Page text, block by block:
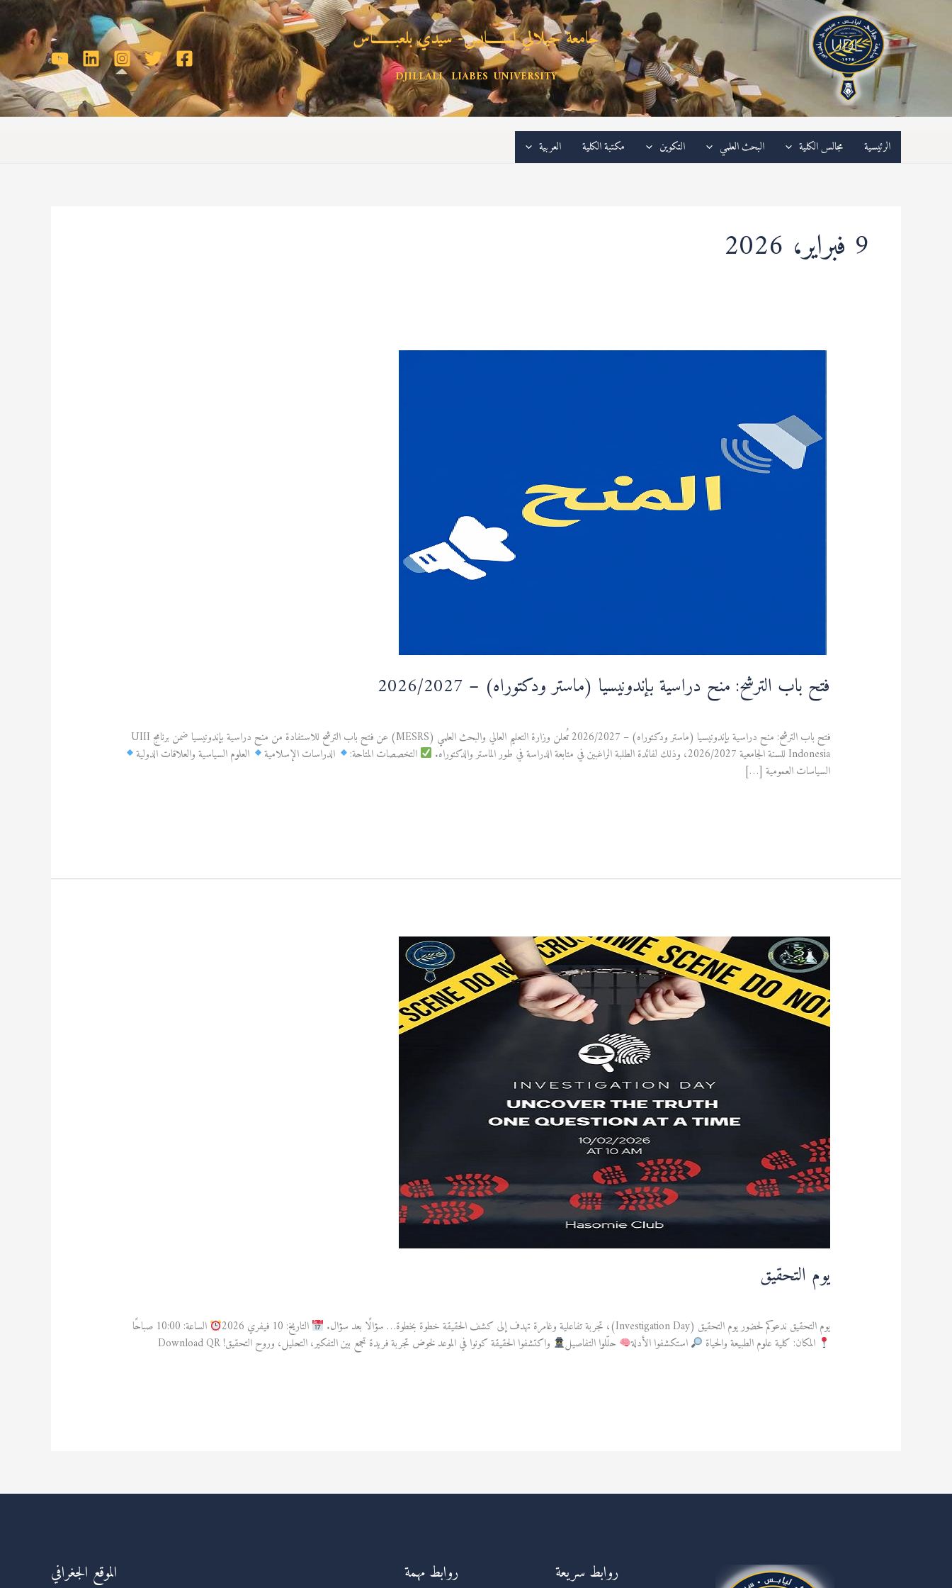
المحتوى
جامعة جيلالي ليـــــــابس- سيدي بلعبـــــــاس
DJILLALI LIABES UNIVERSITY
الرئيسية مجالس الكلية البحث العلمي التكوين مكتبة الكلية العربية
9 فبراير، 2026
فتح باب الترشح: منح دراسية بإندونيسيا (ماستر ودكتوراه) – 2026/2027
فتح باب الترشح: منح دراسية بإندونيسيا (ماستر ودكتوراه) – 2026/2027 تُعلن وزارة التعليم العالي والبحث العلمي (MESRS) عن فتح باب الترشح للاستفادة من منح دراسية بإندونيسيا ضمن برنامج UIII
Indonesia للسنة الجامعية 2026/2027، وذلك لفائدة الطلبة الراغبين في متابعة الدراسة في طور الماستر والدكتوراه.
التخصصات المتاحة: الدراسات الإسلامية
العلوم السياسية والعلاقات الدولية
السياسات العمومية […]
فتح
دراسية
بإندونيسيا
(ماستر
ودكتوراه)
يوم التحقيق
يوم التحقيق ندعوكم لحضور يوم التحقيق (Investigation Day)، تجربة تفاعلية وغامرة تهدف إلى كشف الحقيقة خطوة بخطوة… سؤالًا بعد سؤال.
التاريخ: 10 فيفري 2026
الساعة: 10:00 صباحًا
المكان: كلية علوم الطبيعة والحياة
استكشفوا الأدلة حلّلوا التفاصيل واكتشفوا الحقيقة كونوا في الموعد لخوض تجربة فريدة تجمع بين التفكير، التحليل، وروح التحقيق! Download QR
يوم
التحقيق
روابط سريعة
روابط مهمة
الموقع الجغرافي